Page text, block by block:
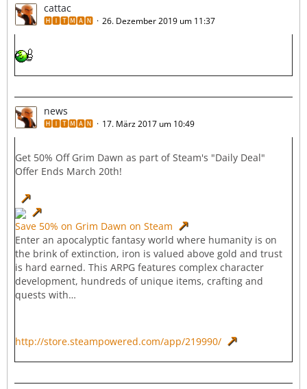
cattac
🅷🅸🆃🅼🅰🅽 26. Dezember 2019 um 11:37
news
🅷🅸🆃🅼🅰🅽 17. März 2017 um 10:49
Get 50% Off Grim Dawn as part of Steam's "Daily Deal"
Offer Ends March 20th!
Save 50% on Grim Dawn on Steam
Enter an apocalyptic fantasy world where humanity is on
the brink of extinction, iron is valued above gold and trust
is hard earned. This ARPG features complex character
development, hundreds of unique items, crafting and
quests with…
http://store.steampowered.com/app/219990/